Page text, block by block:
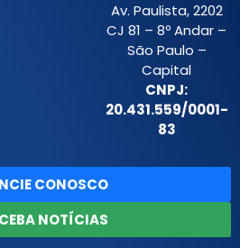
Av. Paulista, 2202
CJ 81 – 8º Andar –
São Paulo –
Capital
CNPJ:
20.431.559/0001-
83
CONOSCO
NOTÍCIAS